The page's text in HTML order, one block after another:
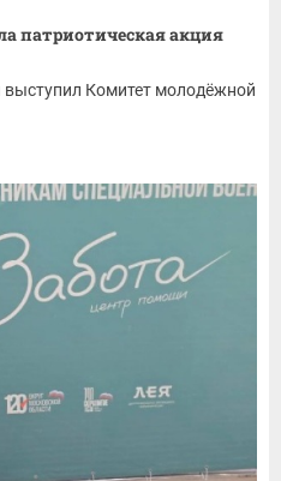
патриотическая акция
Комитет молодёжной